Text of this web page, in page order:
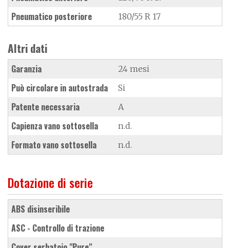
Pneumatico posteriore 180/55 R 17
Altri dati
Garanzia 24 mesi
Può circolare in autostrada Si
Patente necessaria A
Capienza vano sottosella n.d.
Formato vano sottosella n.d.
Dotazione di serie
ABS disinseribile
ASC - Controllo di trazione